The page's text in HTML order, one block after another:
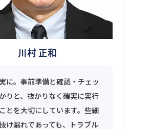
川村 正和
に。事前準備と確認・チェッ
りと、抜かりなく確実に実行
とを大切にしています。些細
け漏れであっても、トラブル